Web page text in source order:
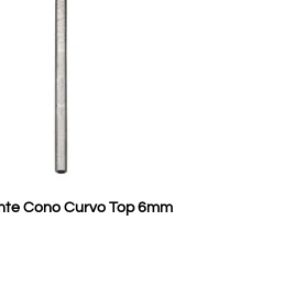
Cono Curvo Top 6mm